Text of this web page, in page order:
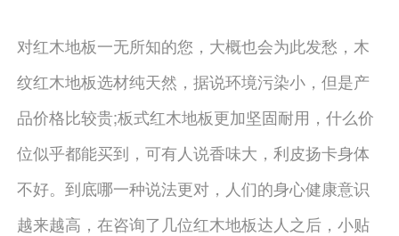
对红木地板一无所知的您，大概也会为此发愁，木
纹红木地板选材纯天然，据说环境污染小，但是产
品价格比较贵;板式红木地板更加坚固耐用，什么价
位似乎都能买到，可有人说香味大，利皮扬卡身体
不好。到底哪一种说法更对，人们的身心健康意识
越来越高，在咨询了几位红木地板达人之后，小贴